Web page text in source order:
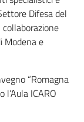
Difesa del
Modena e
“Romagna
ICARO